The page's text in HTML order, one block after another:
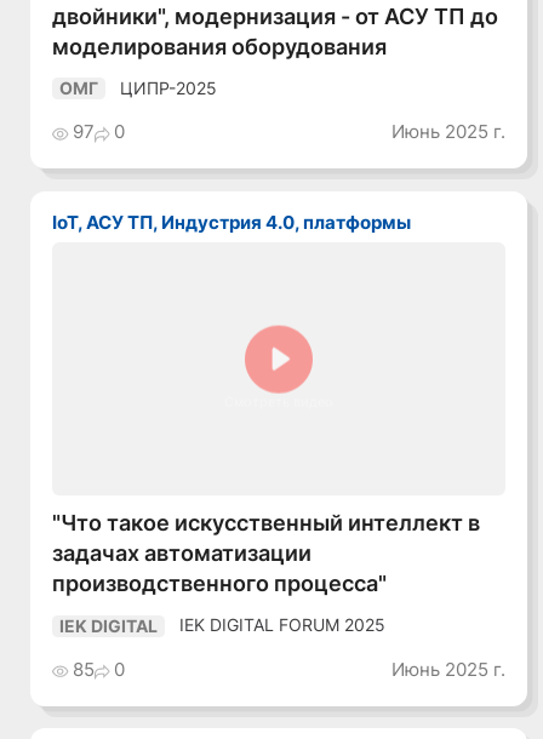
двойники", модернизация - от АСУ ТП до
моделирования оборудования
ОМГ ЦИПР-2025
97 0 Июнь 2025 г.
IoT, АСУ ТП, Индустрия 4.0, платформы
"Что такое искусственный интеллект в
задачах автоматизации
производственного процесса"
IEK DIGITAL IEK DIGITAL FORUM 2025
85 0 Июнь 2025 г.